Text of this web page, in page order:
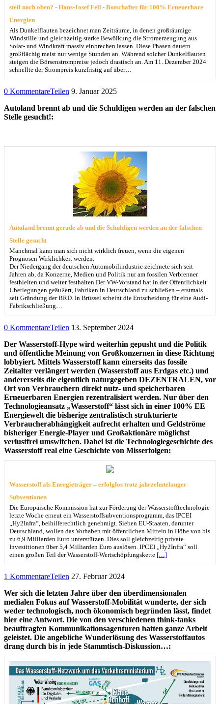
steil nach oben? - Hans-Josef Fell - Botschafter für 100% Erneuerbare
Energien
Als Dunkelflauten bezeichnet man Zeiträume, in denen großräumige
Windstille und gleichzeitig starke Bewölkung die Stromerzeugung aus
Solar- und Windkraft massiv einbrechen lassen. Diese Phasen dauern
großflächig meist nur wenige Stunden an. Während solcher Dunkelflauten
steigen die Börsenstrompreise jedoch drastisch an. Am 11. Dezember 2024
schnellte der Strompreis kurzfristig auf über…
0 KommentareTeilen 9. Januar 2025
Autoland brennt ab und die Schuldigen werden an der falschen
Stelle gesucht!:
Autoland brennt gerade ab und die Schuldigen werden an der falschen
Stelle gesucht
Manchmal kann man sich nicht wirklich freuen, wenn die eigenen
Prognosen Wirklichkeit werden.
Der Niedergang der deutschen Automobilindustrie zeichnete sich seit
Jahren ab, da Konzerne, Medien und Politik nur am fossilen Verbrenner
festhielten und weiter festhalten Der VW-Vorstand hat in der Öffentlichkeit
Überlegungen geäußert, Fabriken in Deutschland zu schließen – erstmals
seit Gründung der BRD. In Brüssel scheint die Entscheidung für eine Audi-
Fabrikschließung…
0 KommentareTeilen 13. September 2024
Der Wasserstoff-Hype wird weiterhin gepusht und die Politik
und öffentliche Meinung von Großkonzernen in diese Richtung
lobbyiert. Mittels Wasserstoff kann einerseits das fossile
Zeitalter verlängert werden (Wasserstoff aus Erdgas etc.) und
andererseits die eigentlich naturgegeben DEZENTRALEN, vor
Ort von Verbrauchern direkt nutz- und speicherbaren
Erneuerbaren Energien rezentralisiert werden. Nur über den
Technologieansatz „Wasserstoff“ lässt sich in einer 100% EE
Energiewelt die bisherige zentralistisch strukturierte
Verbraucherabhängigkeit aufrecht erhalten und Geldströme
bisheriger Energie-Player und Großaktionäre möglichst
verlustfrei umswitchen. Dabei ist die Technologiegeschichte des
Wasserstoff real eine Geschichte von Misserfolgen:
Wasserstoff als Energieträger – erfolglos trotz jahrzehntelanger
Subventionen
Die Europäische Kommission hat zur Förderung der Wasserstofftechnologie
letzte Woche erneut ein Wasserstoffsubventionsprogramm, das IPCEI
„Hy2Infra“, beihilferechtlich genehmigt. Sieben EU-Staaten, darunter
Deutschland, wollen das Vorhaben mit öffentlichen Mitteln in Höhe von bis
zu 6,9 Milliarden Euro unterstützen. Dies soll gleichzeitig private
Investitionen über 5,4 Milliarden Euro auslösen. IPCEI „Hy2Infra“ soll
einen großen Teil der Wasserstoff-Wertschöpfungskette […]
1 KommentareTeilen 27. Februar 2024
Wer sich die letzten Jahre über den überdimensionalen
medialen Fokus auf Wasserstoff-Mobilität wunderte, der sich
weder technologisch, noch ökonomisch begründen lässt, findet
hier eine Antwort. Die von den verschiedenen think-tanks
beauftragten Kommunikationsagenturen hatten ganze Arbeit
geleistet. Die angebliche Wunderlösung des Wasserstoffautos
drang durch bis in jede Stammtisch-Diskussion…: